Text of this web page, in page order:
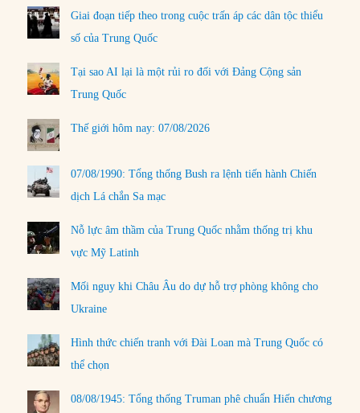
Giai đoạn tiếp theo trong cuộc trấn áp các dân tộc thiểu
số của Trung Quốc
Tại sao AI lại là một rủi ro đối với Đảng Cộng sản
Trung Quốc
Thế giới hôm nay: 07/08/2026
07/08/1990: Tổng thống Bush ra lệnh tiến hành Chiến
dịch Lá chắn Sa mạc
Nỗ lực âm thầm của Trung Quốc nhằm thống trị khu
vực Mỹ Latinh
Mối nguy khi Châu Âu do dự hỗ trợ phòng không cho
Ukraine
Hình thức chiến tranh với Đài Loan mà Trung Quốc có
thể chọn
08/08/1945: Tổng thống Truman phê chuẩn Hiến chương